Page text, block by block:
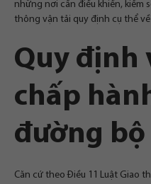
những nơi cần điều khiển, kiểm
thông vận tải quy định cụ thể
Quy định
chấp
đường bộ
Căn cứ theo Điều 11 Luật Giao